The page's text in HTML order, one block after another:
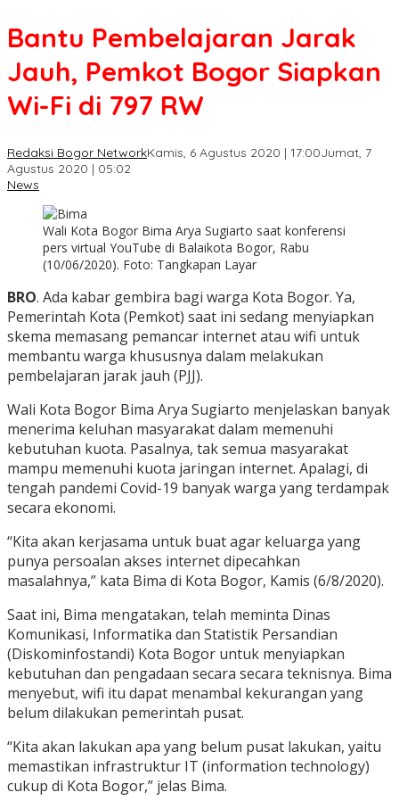
Bantu Pembelajaran Jarak
Jauh, Pemkot Bogor Siapkan
Wi-Fi di 797 RW
Redaksi Bogor NetworkKamis, 6 Agustus 2020 | 17:00Jumat, 7
Agustus 2020 | 05:02
News
Wali Kota Bogor Bima Arya Sugiarto saat konferensi
pers virtual YouTube di Balaikota Bogor, Rabu
(10/06/2020). Foto: Tangkapan Layar
BRO. Ada kabar gembira bagi warga Kota Bogor. Ya,
Pemerintah Kota (Pemkot) saat ini sedang menyiapkan
skema memasang pemancar internet atau wifi untuk
membantu warga khususnya dalam melakukan
pembelajaran jarak jauh (PJJ).
Wali Kota Bogor Bima Arya Sugiarto menjelaskan banyak
menerima keluhan masyarakat dalam memenuhi
kebutuhan kuota. Pasalnya, tak semua masyarakat
mampu memenuhi kuota jaringan internet. Apalagi, di
tengah pandemi Covid-19 banyak warga yang terdampak
secara ekonomi.
“Kita akan kerjasama untuk buat agar keluarga yang
punya persoalan akses internet dipecahkan
masalahnya,” kata Bima di Kota Bogor, Kamis (6/8/2020).
Saat ini, Bima mengatakan, telah meminta Dinas
Komunikasi, Informatika dan Statistik Persandian
(Diskominfostandi) Kota Bogor untuk menyiapkan
kebutuhan dan pengadaan secara secara teknisnya. Bima
menyebut, wifi itu dapat menambal kekurangan yang
belum dilakukan pemerintah pusat.
“Kita akan lakukan apa yang belum pusat lakukan, yaitu
memastikan infrastruktur IT (information technology)
cukup di Kota Bogor,” jelas Bima.